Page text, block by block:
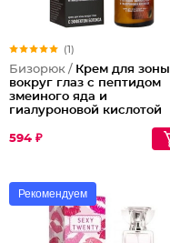
(1)
Бизорюк / Крем для зоны
вокруг глаз с пептидом
змеиного яда и
гиалуроновой кислотой
594 ₽
Рекомендуем